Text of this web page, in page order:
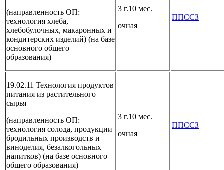
(направленность ОП:
технология хлеба,
хлебобулочных, макаронных и
кондитерских изделий) (на базе
основного общего
образования)
3 г.10 мес.
очная
ППССЗ
19.02.11 Технология продуктов
питания из растительного
сырья
(направленность ОП:
технология солода, продукции
бродильных производств и
виноделия, безалкогольных
напитков) (на базе основного
общего образования)
3 г.10 мес.
очная
ППССЗ